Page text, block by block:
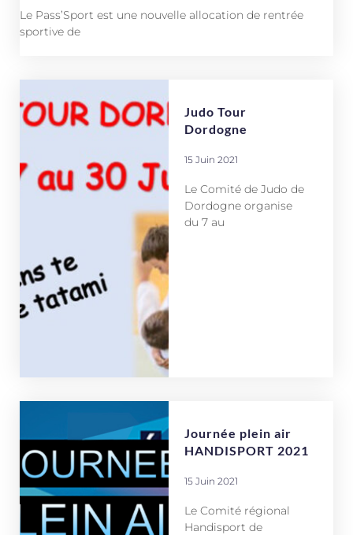
Le Pass’Sport est une nouvelle allocation de rentrée
sportive de
Judo Tour
Dordogne
15 Juin 2021
Le Comité de Judo de
Dordogne organise
du 7 au
Journée plein air
HANDISPORT 2021
15 Juin 2021
Le Comité régional
Handisport de